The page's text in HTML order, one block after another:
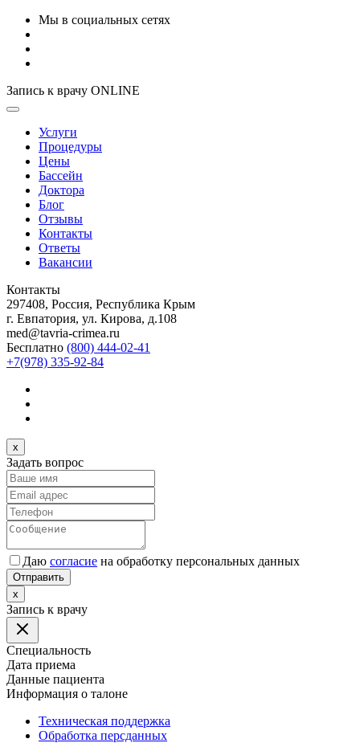
Мы в социальных сетях
Запись к врачу ONLINE
Услуги
Процедуры
Цены
Бассейн
Доктора
Блог
Отзывы
Контакты
Ответы
Вакансии
Контакты
297408, Россия, Республика Крым
г. Евпатория, ул. Кирова, д.108
med@tavria-crimea.ru
Бесплатно (800) 444-02-41
+7(978) 335-92-84
x
Задать вопрос
Даю согласие на обработку персональных данных
Отправить
x
Запись к врачу
Специальность
Дата приема
Данные пациента
Информация о талоне
Техническая поддержка
Обработка персданных